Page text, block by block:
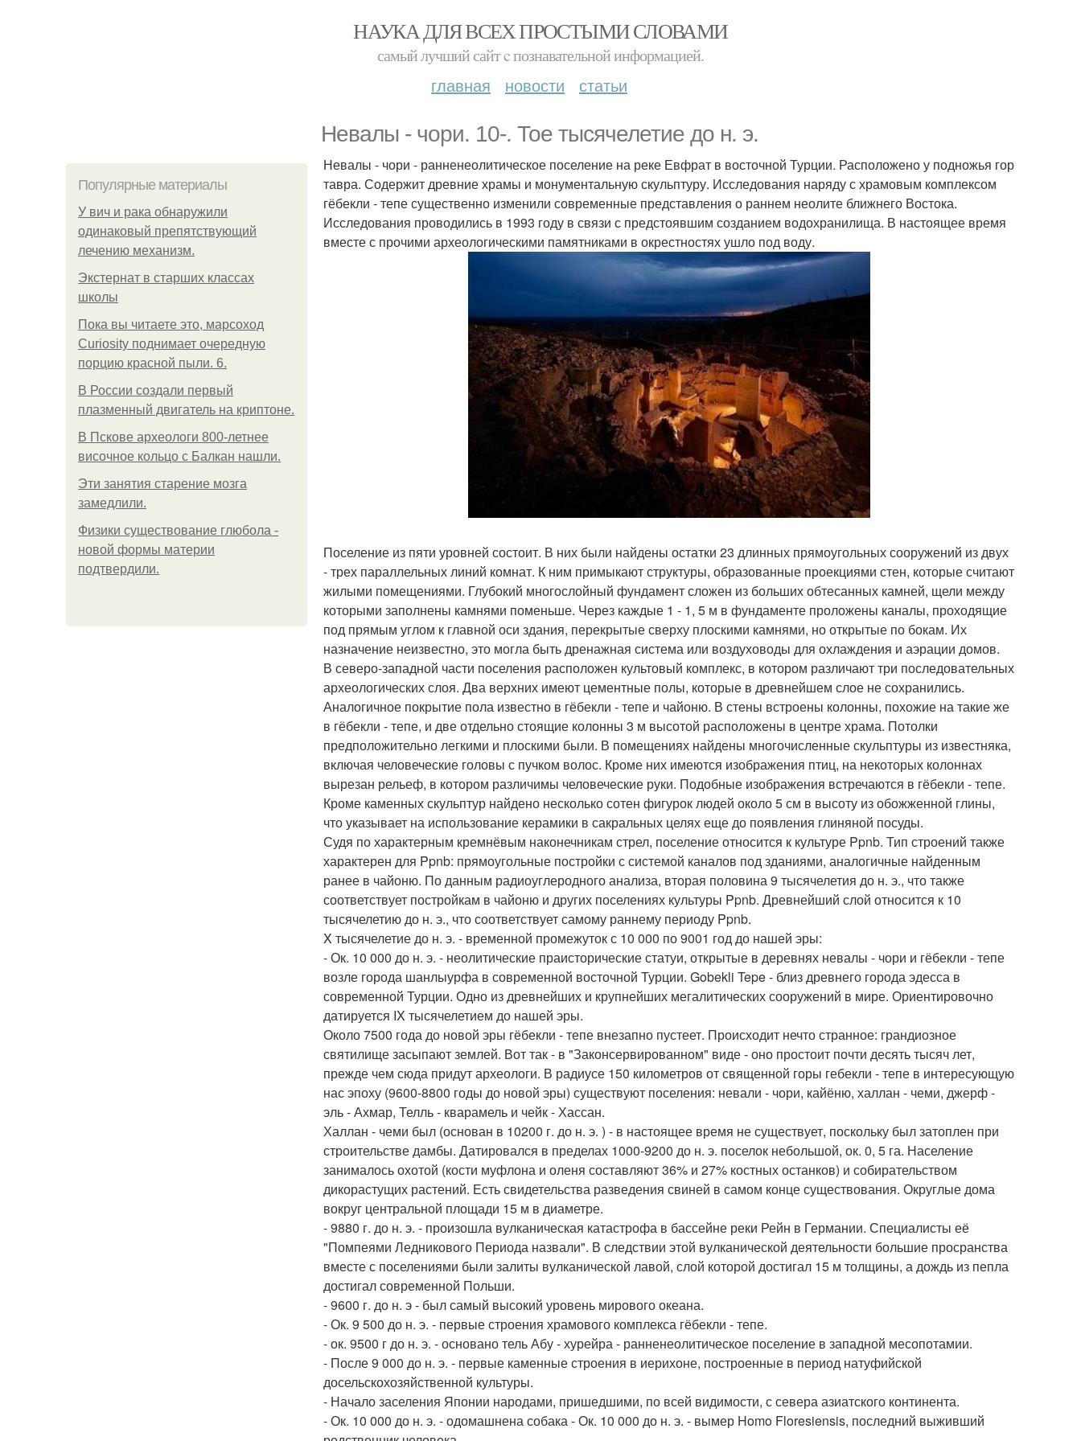
НАУКА ДЛЯ ВСЕХ ПРОСТЫМИ СЛОВАМИ
самый лучший сайт c познавательной информацией.
главная новости статьи
Невалы - чори. 10-. Тое тысячелетие до н. э.
Популярные материалы
У вич и рака обнаружили
одинаковый препятствующий
лечению механизм.
Экстернат в старших классах
школы
Пока вы читаете это, марсоход
Curiosity поднимает очередную
порцию красной пыли. 6.
В России создали первый
плазменный двигатель на криптоне.
В Пскове археологи 800-летнее
височное кольцо с Балкан нашли.
Эти занятия старение мозга
замедлили.
Физики существование глюбола -
новой формы материи
подтвердили.
Невалы - чори - ранненеолитическое поселение на реке Евфрат в восточной Турции. Расположено у подножья гор
тавра. Содержит древние храмы и монументальную скульптуру. Исследования наряду с храмовым комплексом
гёбекли - тепе существенно изменили современные представления о раннем неолите ближнего Востока.
Исследования проводились в 1993 году в связи с предстоявшим созданием водохранилища. В настоящее время
вместе с прочими археологическими памятниками в окрестностях ушло под воду.
Поселение из пяти уровней состоит. В них были найдены остатки 23 длинных прямоугольных сооружений из двух
- трех параллельных линий комнат. К ним примыкают структуры, образованные проекциями стен, которые считают
жилыми помещениями. Глубокий многослойный фундамент сложен из больших обтесанных камней, щели между
которыми заполнены камнями поменьше. Через каждые 1 - 1, 5 м в фундаменте проложены каналы, проходящие
под прямым углом к главной оси здания, перекрытые сверху плоскими камнями, но открытые по бокам. Их
назначение неизвестно, это могла быть дренажная система или воздуховоды для охлаждения и аэрации домов.
В северо-западной части поселения расположен культовый комплекс, в котором различают три последовательных
археологических слоя. Два верхних имеют цементные полы, которые в древнейшем слое не сохранились.
Аналогичное покрытие пола известно в гёбекли - тепе и чайоню. В стены встроены колонны, похожие на такие же
в гёбекли - тепе, и две отдельно стоящие колонны 3 м высотой расположены в центре храма. Потолки
предположительно легкими и плоскими были. В помещениях найдены многочисленные скульптуры из известняка,
включая человеческие головы с пучком волос. Кроме них имеются изображения птиц, на некоторых колоннах
вырезан рельеф, в котором различимы человеческие руки. Подобные изображения встречаются в гёбекли - тепе.
Кроме каменных скульптур найдено несколько сотен фигурок людей около 5 см в высоту из обожженной глины,
что указывает на использование керамики в сакральных целях еще до появления глиняной посуды.
Судя по характерным кремнёвым наконечникам стрел, поселение относится к культуре Ppnb. Тип строений также
характерен для Ppnb: прямоугольные постройки с системой каналов под зданиями, аналогичные найденным
ранее в чайоню. По данным радиоуглеродного анализа, вторая половина 9 тысячелетия до н. э., что также
соответствует постройкам в чайоню и других поселениях культуры Ppnb. Древнейший слой относится к 10
тысячелетию до н. э., что соответствует самому раннему периоду Ppnb.
X тысячелетие до н. э. - временной промежуток с 10 000 по 9001 год до нашей эры:
- Ок. 10 000 до н. э. - неолитические праисторические статуи, открытые в деревнях невалы - чори и гёбекли - тепе
возле города шанлыурфа в современной восточной Турции. Gobekli Tepe - близ древнего города эдесса в
современной Турции. Одно из древнейших и крупнейших мегалитических сооружений в мире. Ориентировочно
датируется IX тысячелетием до нашей эры.
Около 7500 года до новой эры гёбекли - тепе внезапно пустеет. Происходит нечто странное: грандиозное
святилище засыпают землей. Вот так - в "Законсервированном" виде - оно простоит почти десять тысяч лет,
прежде чем сюда придут археологи. В радиусе 150 километров от священной горы гебекли - тепе в интересующую
нас эпоху (9600-8800 годы до новой эры) существуют поселения: невали - чори, кайёню, халлан - чеми, джерф -
эль - Ахмар, Телль - кварамель и чейк - Хассан.
Халлан - чеми был (основан в 10200 г. до н. э. ) - в настоящее время не существует, поскольку был затоплен при
строительстве дамбы. Датировался в пределах 1000-9200 до н. э. поселок небольшой, ок. 0, 5 га. Население
занималось охотой (кости муфлона и оленя составляют 36% и 27% костных останков) и собирательством
дикорастущих растений. Есть свидетельства разведения свиней в самом конце существования. Округлые дома
вокруг центральной площади 15 м в диаметре.
- 9880 г. до н. э. - произошла вулканическая катастрофа в бассейне реки Рейн в Германии. Специалисты её
"Помпеями Ледникового Периода назвали". В следствии этой вулканической деятельности большие просранства
вместе с поселениями были залиты вулканической лавой, слой которой достигал 15 м толщины, а дождь из пепла
достигал современной Польши.
- 9600 г. до н. э - был самый высокий уровень мирового океана.
- Ок. 9 500 до н. э. - первые строения храмового комплекса гёбекли - тепе.
- ок. 9500 г до н. э. - основано тель Абу - хурейра - ранненеолитическое поселение в западной месопотамии.
- После 9 000 до н. э. - первые каменные строения в иерихоне, построенные в период натуфийской
досельскохозяйственной культуры.
- Начало заселения Японии народами, пришедшими, по всей видимости, с севера азиатского континента.
- Ок. 10 000 до н. э. - одомашнена собака - Ок. 10 000 до н. э. - вымер Homo Floresiensis, последний выживший